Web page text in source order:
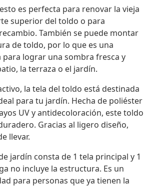
es perfecta para renovar la vieja
superior del toldo o para
También se puede montar
de toldo, por lo que es una
para lograr una sombra fresca y
la terraza o el jardín.
la tela del toldo está destinada
para tu jardín. Hecha de poliéster
UV y antidecoloración, este toldo
Gracias al ligero diseño,
llevar.
jardín consta de 1 tela principal y 1
no incluye la estructura. Es un
para personas que ya tienen la